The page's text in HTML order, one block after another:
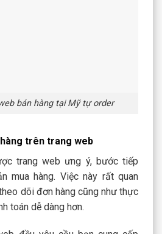
bán hàng tại Mỹ tự order
trên trang web
trang web ưng ý, bước tiếp
mua hàng. Việc này rất quan
dõi đơn hàng cũng như thực
toán dễ dàng hơn.